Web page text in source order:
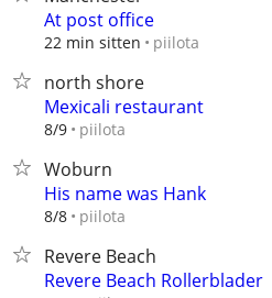
At post office
22 min sitten piilota
north shore
Mexicali restaurant
8/9 piilota
Woburn
His name was Hank
8/8 piilota
Revere Beach
Revere Beach Rollerblader